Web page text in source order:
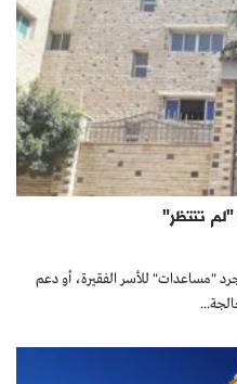
"لم تنتظر"
"مساعدات" للأسر الفقيرة، أو دعم